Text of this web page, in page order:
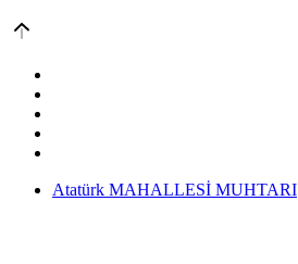
Atatürk MAHALLESİ MUHTARI